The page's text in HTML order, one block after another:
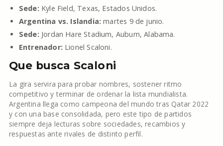
Sede: Kyle Field, Texas, Estados Unidos.
Argentina vs. Islandia: martes 9 de junio.
Sede: Jordan Hare Stadium, Auburn, Alabama.
Entrenador: Lionel Scaloni.
Que busca Scaloni
La gira servira para probar nombres, sostener ritmo
competitivo y terminar de ordenar la lista mundialista.
Argentina llega como campeona del mundo tras Qatar 2022
y con una base consolidada, pero este tipo de partidos
siempre deja lecturas sobre sociedades, recambios y
respuestas ante rivales de distinto perfil.